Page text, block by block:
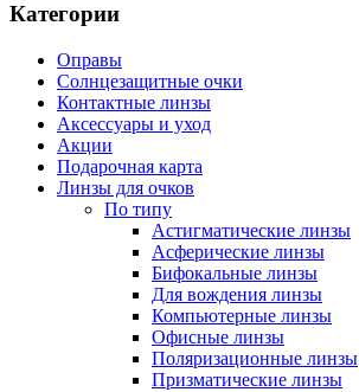
Категории
Оправы
Солнцезащитные очки
Контактные линзы
Аксессуары и уход
Акции
Подарочная карта
Линзы для очков
По типу
Астигматические линзы
Асферические линзы
Бифокальные линзы
Для вождения линзы
Компьютерные линзы
Офисные линзы
Поляризационные линзы
Призматические линзы